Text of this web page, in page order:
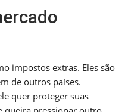
impostos extras. Eles são
de outros países.
quer proteger suas